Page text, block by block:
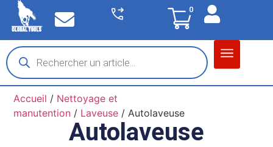
0
Accueil / Nettoyage et
manutention / Laveuse / Autolaveuse
Autolaveuse